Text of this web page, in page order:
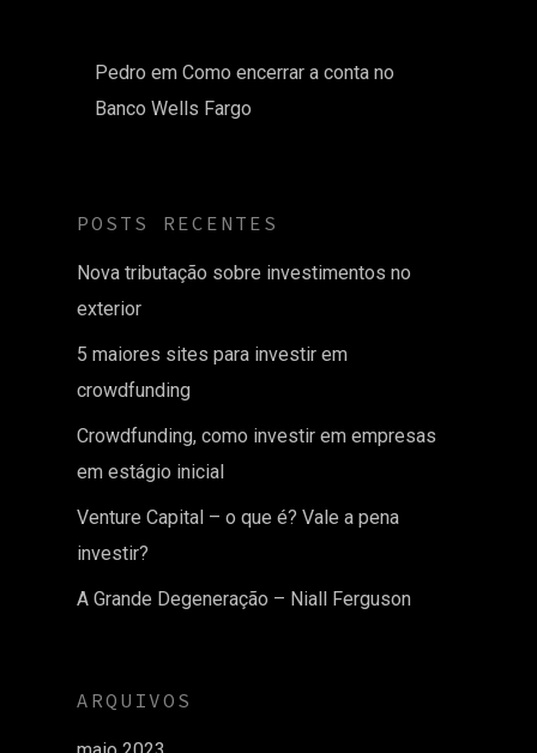
Pedro em Como encerrar a conta no
Banco Wells Fargo
POSTS RECENTES
Nova tributação sobre investimentos no
exterior
5 maiores sites para investir em
crowdfunding
Crowdfunding, como investir em empresas
em estágio inicial
Venture Capital – o que é? Vale a pena
investir?
A Grande Degeneração – Niall Ferguson
ARQUIVOS